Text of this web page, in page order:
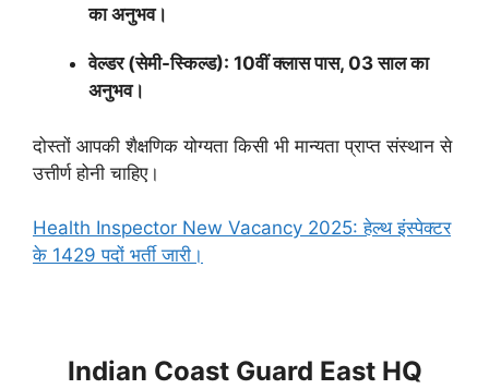
का अनुभव।
वेल्डर (सेमी-स्किल्ड): 10वीं क्लास पास, 03 साल का
अनुभव।
दोस्तों आपकी शैक्षणिक योग्यता किसी भी मान्यता प्राप्त संस्थान से
उत्तीर्ण होनी चाहिए।
Health Inspector New Vacancy 2025: हेल्थ इंस्पेक्टर
के 1429 पदों भर्ती जारी।
Indian Coast Guard East HQ